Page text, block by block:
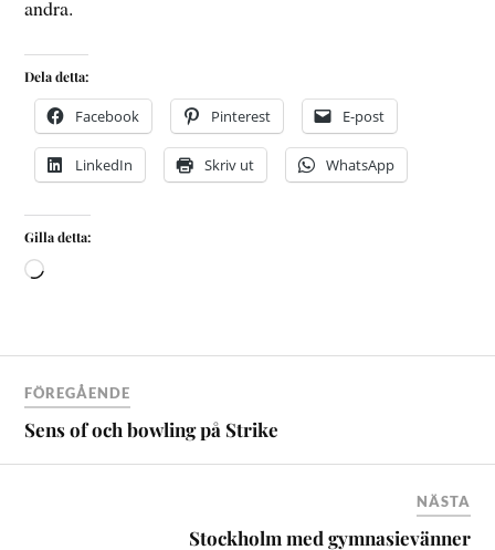
andra.
Dela detta:
Facebook Pinterest E-post
LinkedIn Skriv ut WhatsApp
Gilla detta:
FÖREGÅENDE
Sens of och bowling på Strike
NÄSTA
Stockholm med gymnasievänner